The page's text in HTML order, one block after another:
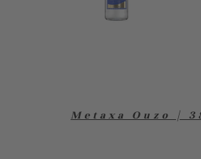
Metaxa Ouzo |